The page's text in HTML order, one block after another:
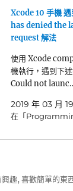
Xcode 10 手機
has denied the
request 解法
使用 Xcode
機執行，遇到下述
Could not
2019 年 03 月
在「
趣, 喜歡簡單的東